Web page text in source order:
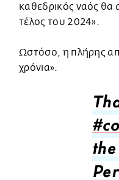
καθεδρικός ναός θα
τέλος του 2024».
Ωστόσο, η πλήρης
χρόνια».
the